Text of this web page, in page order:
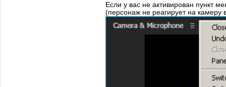
Если у вас не активирован пункт
(персонаж не реагирует на камеру